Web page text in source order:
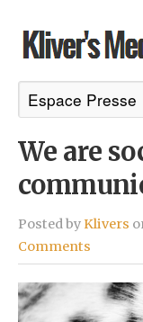
We are
Posted byKlivers
Comments